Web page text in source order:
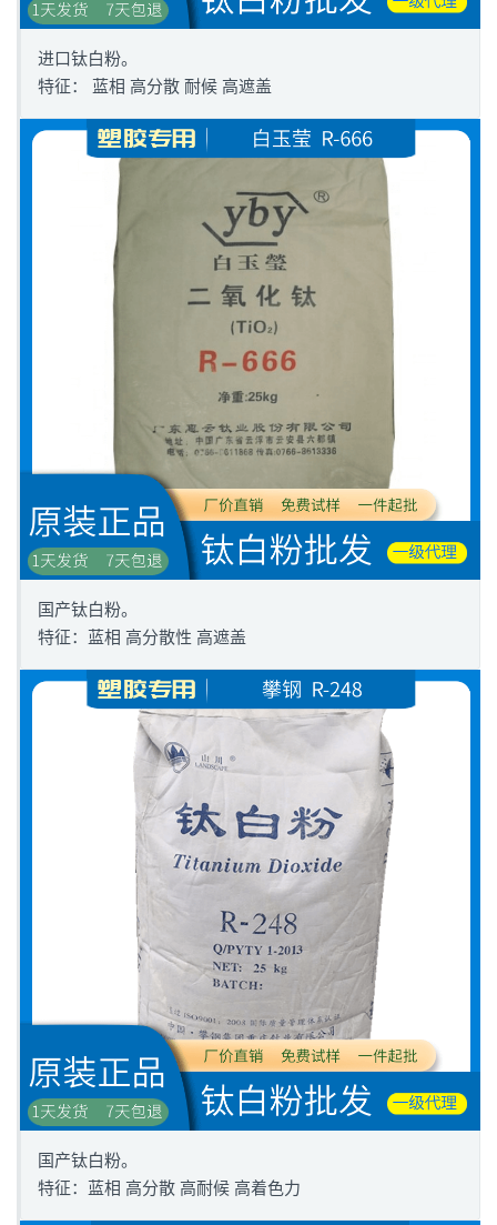
进口钛白粉。
特征： 蓝相 高分散 耐候 高遮盖
国产钛白粉。
特征：蓝相 高分散性 高遮盖
国产钛白粉。
特征：蓝相 高分散 高耐候 高着色力